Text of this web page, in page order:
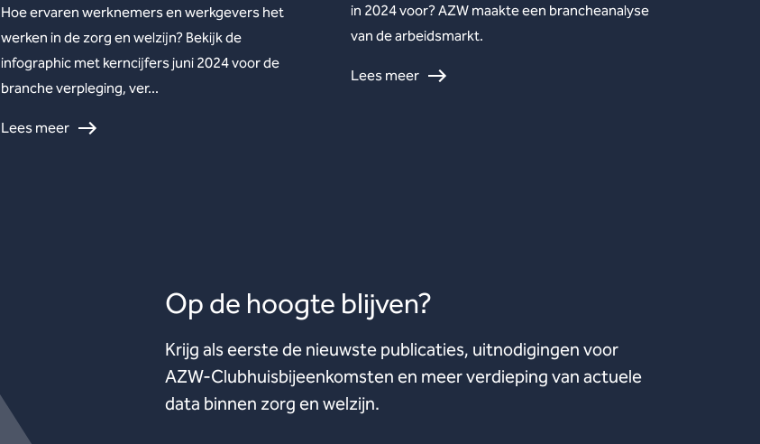
Hoe ervaren werknemers en werkgevers het
werken in de zorg en welzijn? Bekijk de
infographic met kerncijfers juni 2024 voor de
branche verpleging, ver...
Lees meer
in 2024 voor? AZW maakte een brancheanalyse
van de arbeidsmarkt.
Lees meer
Op de hoogte blijven?
Krijg als eerste de nieuwste publicaties, uitnodigingen voor
AZW-Clubhuisbijeenkomsten en meer verdieping van actuele
data binnen zorg en welzijn.